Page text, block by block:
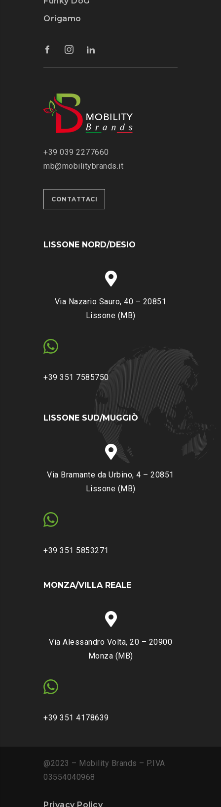
Origamo
‭+39 039 2277660
mb@mobilitybrands.it
CONTATTACI
LISSONE NORD/DESIO
Via Nazario Sauro, 40 – 20851
Lissone (MB)
+39 351 7585750
LISSONE SUD/MUGGIÒ
Via Bramante da Urbino, 4 – 20851
Lissone (MB)
+39 351 5853271
MONZA/VILLA REALE
Via Alessandro Volta, 20 – 20900
Monza (MB)
+39 351 4178639
@2023 – Mobility Brands – P.IVA
03554040968
Privacy Policy